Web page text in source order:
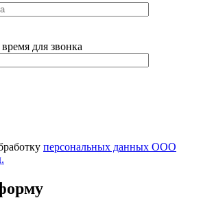
для звонка
персональных данных ООО